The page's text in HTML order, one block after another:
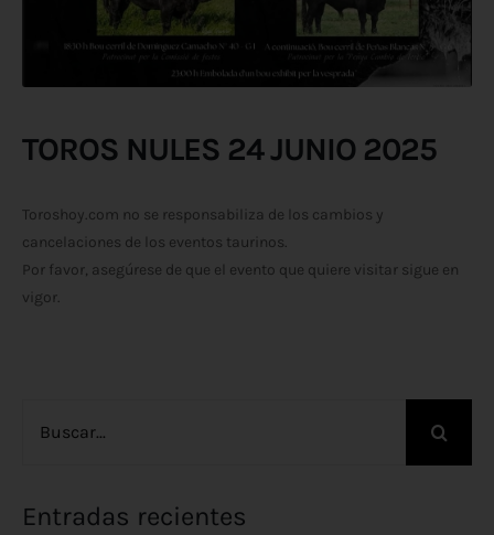
TOROS NULES 24 JUNIO 2025
Toroshoy.com no se responsabiliza de los cambios y
cancelaciones de los eventos taurinos.
Por favor, asegúrese de que el evento que quiere visitar sigue en
vigor.
Entradas recientes